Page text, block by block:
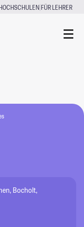
|FÜR LEHRER
Bocholt,